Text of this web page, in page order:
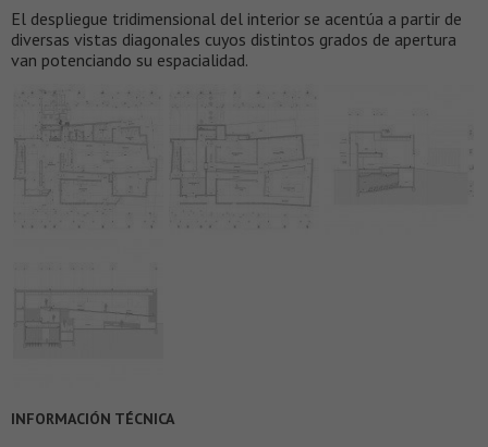
El despliegue tridimensional del interior se acentúa a partir de
diversas vistas diagonales cuyos distintos grados de apertura
van potenciando su espacialidad.
INFORMACIÓN TÉCNICA